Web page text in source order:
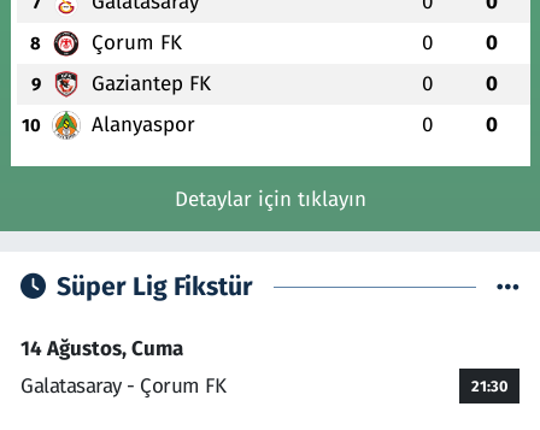
8 Çorum FK 0 0
9 Gaziantep FK 0 0
10 Alanyaspor 0 0
Detaylar için tıklayın
Süper Lig Fikstür
14 Ağustos, Cuma
Galatasaray - Çorum FK
21:30